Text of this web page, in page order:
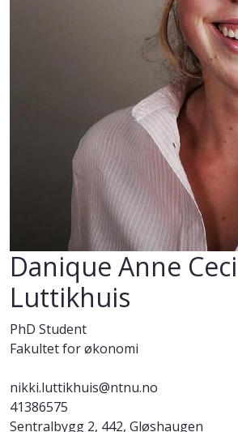
Danique Anne
Luttikhuis
PhD Student
Fakultet for økonomi
nikki.luttikhuis@ntnu.no
41386575
Sentralbygg 2, 442, Gløshaugen